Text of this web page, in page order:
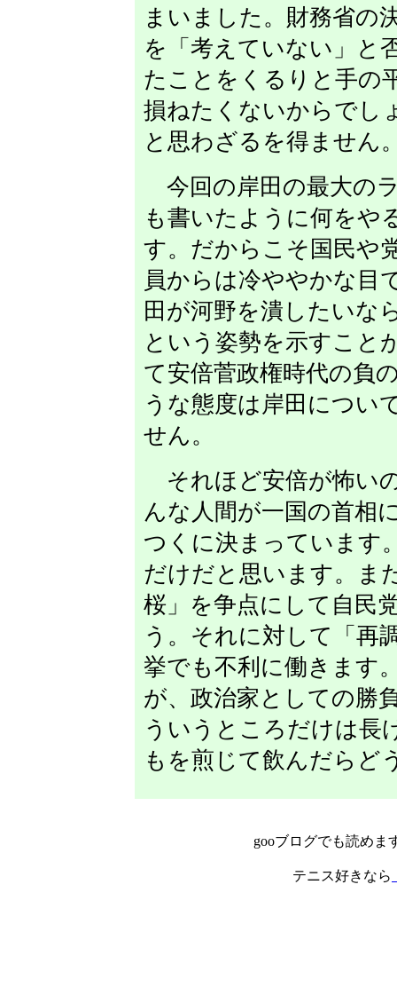
まいました。財務省の
を「考えていない」と
たことをくるりと手の
損ねたくないからでし
と思わざるを得ません
今回の岸田の最大の
も書いたように何をや
す。だからこそ国民や
員からは冷ややかな目
田が河野を潰したいな
という姿勢を示すこと
て安倍菅政権時代の負
うな態度は岸田につい
せん。
それほど安倍が怖い
んな人間が一国の首相
つくに決まっています
だけだと思います。ま
桜」を争点にして自民
う。それに対して「再
挙でも不利に働きます
が、政治家としての勝
ういうところだけは長
もを煎じて飲んだらど
gooブログでも読めま
テニス好きなら